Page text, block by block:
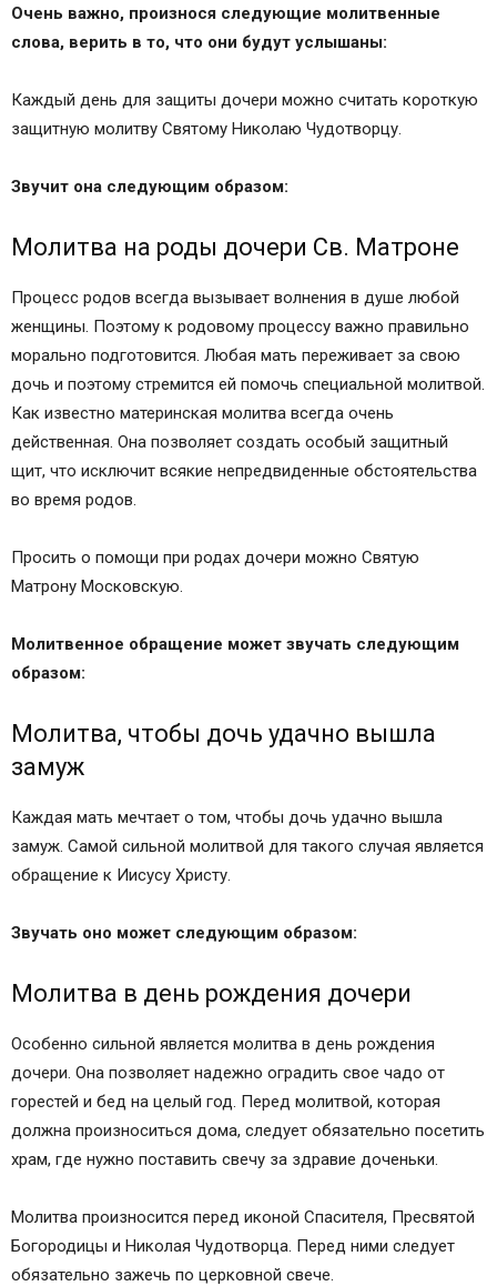
Очень важно, произнося следующие молитвенные
слова, верить в то, что они будут услышаны:
Каждый день для защиты дочери можно считать короткую
защитную молитву Святому Николаю Чудотворцу.
Звучит она следующим образом:
Молитва на роды дочери Св. Матроне
Процесс родов всегда вызывает волнения в душе любой
женщины. Поэтому к родовому процессу важно правильно
морально подготовится. Любая мать переживает за свою
дочь и поэтому стремится ей помочь специальной молитвой.
Как известно материнская молитва всегда очень
действенная. Она позволяет создать особый защитный
щит, что исключит всякие непредвиденные обстоятельства
во время родов.
Просить о помощи при родах дочери можно Святую
Матрону Московскую.
Молитвенное обращение может звучать следующим
образом:
Молитва, чтобы дочь удачно вышла
замуж
Каждая мать мечтает о том, чтобы дочь удачно вышла
замуж. Самой сильной молитвой для такого случая является
обращение к Иисусу Христу.
Звучать оно может следующим образом:
Молитва в день рождения дочери
Особенно сильной является молитва в день рождения
дочери. Она позволяет надежно оградить свое чадо от
горестей и бед на целый год. Перед молитвой, которая
должна произноситься дома, следует обязательно посетить
храм, где нужно поставить свечу за здравие доченьки.
Молитва произносится перед иконой Спасителя, Пресвятой
Богородицы и Николая Чудотворца. Перед ними следует
обязательно зажечь по церковной свече.